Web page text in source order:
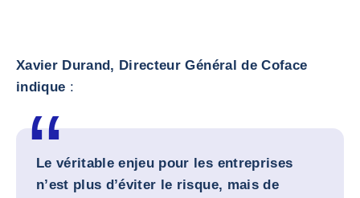
Xavier Durand, Directeur Général de Coface
indique :
Le véritable enjeu pour les entreprises
n’est plus d’éviter le risque, mais de